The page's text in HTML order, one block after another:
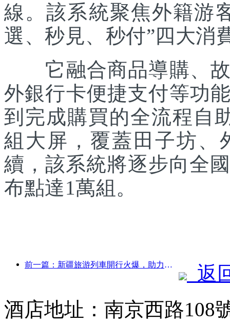
線。該系統聚焦外籍游
選、秒見、秒付”四大消
它融合商品導購、故
外銀行卡便捷支付等功
到完成購買的全流程自
組大屏，覆蓋田子坊、
續，該系統將逐步向全
布點達1萬組。
前一篇：新疆旅游列車開行火爆，助力文旅經濟蓬勃發展
返
酒店地址：南京西路108